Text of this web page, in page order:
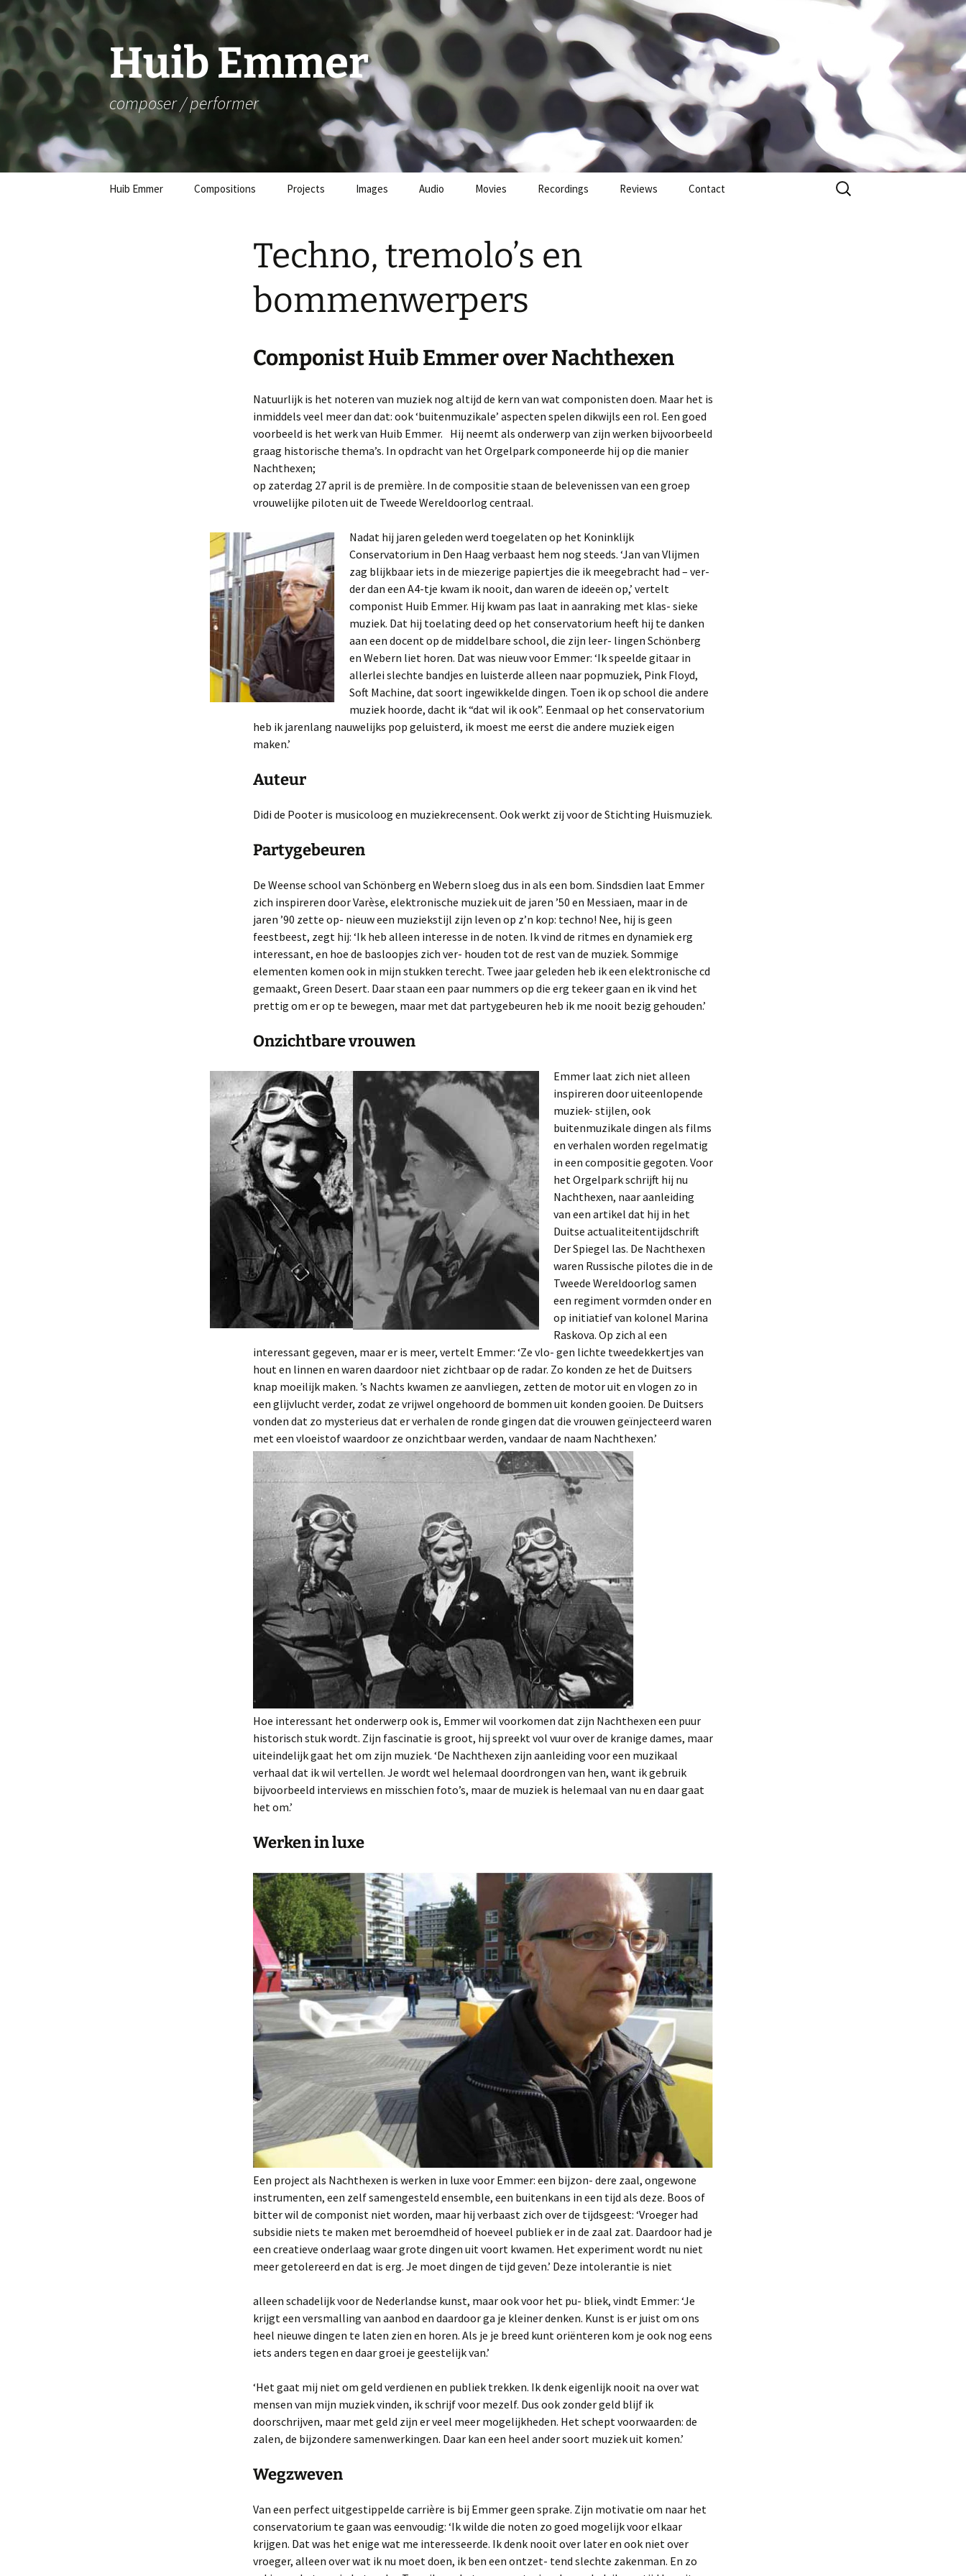
Skip
to
content
Huib Emmer
composer / performer
Huib Emmer Compositions Projects Images Audio Movies Recordings Reviews Contact
Search
for:
Techno, tremolo’s en
bommenwerpers
Componist Huib Emmer over Nachthexen
Natuurlijk is het noteren van muziek nog altijd de kern van wat componisten doen. Maar het is
inmiddels veel meer dan dat: ook ‘buitenmuzikale’ aspecten spelen dikwijls een rol. Een goed
voorbeeld is het werk van Huib Emmer. Hij neemt als onderwerp van zijn werken bijvoorbeeld
graag historische thema’s. In opdracht van het Orgelpark componeerde hij op die manier
Nachthexen;
op zaterdag 27 april is de première. In de compositie staan de belevenissen van een groep
vrouwelijke piloten uit de Tweede Wereldoorlog centraal.
Nadat hij jaren geleden werd toegelaten op het Koninklijk
Conservatorium in Den Haag verbaast hem nog steeds. ‘Jan van Vlijmen
zag blijkbaar iets in de miezerige papiertjes die ik meegebracht had – ver-
der dan een A4-tje kwam ik nooit, dan waren de ideeën op,’ vertelt
componist Huib Emmer. Hij kwam pas laat in aanraking met klas- sieke
muziek. Dat hij toelating deed op het conservatorium heeft hij te danken
aan een docent op de middelbare school, die zijn leer- lingen Schönberg
en Webern liet horen. Dat was nieuw voor Emmer: ‘Ik speelde gitaar in
allerlei slechte bandjes en luisterde alleen naar popmuziek, Pink Floyd,
Soft Machine, dat soort ingewikkelde dingen. Toen ik op school die andere
muziek hoorde, dacht ik “dat wil ik ook”. Eenmaal op het conservatorium
heb ik jarenlang nauwelijks pop geluisterd, ik moest me eerst die andere muziek eigen
maken.’
Auteur
Didi de Pooter is musicoloog en muziekrecensent. Ook werkt zij voor de Stichting Huismuziek.
Partygebeuren
De Weense school van Schönberg en Webern sloeg dus in als een bom. Sindsdien laat Emmer
zich inspireren door Varèse, elektronische muziek uit de jaren ’50 en Messiaen, maar in de
jaren ’90 zette op- nieuw een muziekstijl zijn leven op z’n kop: techno! Nee, hij is geen
feestbeest, zegt hij: ‘Ik heb alleen interesse in de noten. Ik vind de ritmes en dynamiek erg
interessant, en hoe de basloopjes zich ver- houden tot de rest van de muziek. Sommige
elementen komen ook in mijn stukken terecht. Twee jaar geleden heb ik een elektronische cd
gemaakt, Green Desert. Daar staan een paar nummers op die erg tekeer gaan en ik vind het
prettig om er op te bewegen, maar met dat partygebeuren heb ik me nooit bezig gehouden.’
Onzichtbare vrouwen
Emmer laat zich niet alleen
inspireren door uiteenlopende
muziek- stijlen, ook
buitenmuzikale dingen als films
en verhalen worden regelmatig
in een compositie gegoten. Voor
het Orgelpark schrijft hij nu
Nachthexen, naar aanleiding
van een artikel dat hij in het
Duitse actualiteitentijdschrift
Der Spiegel las. De Nachthexen
waren Russische pilotes die in de
Tweede Wereldoorlog samen
een regiment vormden onder en
op initiatief van kolonel Marina
Raskova. Op zich al een
interessant gegeven, maar er is meer, vertelt Emmer: ‘Ze vlo- gen lichte tweedekkertjes van
hout en linnen en waren daardoor niet zichtbaar op de radar. Zo konden ze het de Duitsers
knap moeilijk maken. ’s Nachts kwamen ze aanvliegen, zetten de motor uit en vlogen zo in
een glijvlucht verder, zodat ze vrijwel ongehoord de bommen uit konden gooien. De Duitsers
vonden dat zo mysterieus dat er verhalen de ronde gingen dat die vrouwen geïnjecteerd waren
met een vloeistof waardoor ze onzichtbaar werden, vandaar de naam Nachthexen.’
Hoe interessant het onderwerp ook is, Emmer wil voorkomen dat zijn Nachthexen een puur
historisch stuk wordt. Zijn fascinatie is groot, hij spreekt vol vuur over de kranige dames, maar
uiteindelijk gaat het om zijn muziek. ‘De Nachthexen zijn aanleiding voor een muzikaal
verhaal dat ik wil vertellen. Je wordt wel helemaal doordrongen van hen, want ik gebruik
bijvoorbeeld interviews en misschien foto’s, maar de muziek is helemaal van nu en daar gaat
het om.’
Werken in luxe
Een project als Nachthexen is werken in luxe voor Emmer: een bijzon- dere zaal, ongewone
instrumenten, een zelf samengesteld ensemble, een buitenkans in een tijd als deze. Boos of
bitter wil de componist niet worden, maar hij verbaast zich over de tijdsgeest: ‘Vroeger had
subsidie niets te maken met beroemdheid of hoeveel publiek er in de zaal zat. Daardoor had je
een creatieve onderlaag waar grote dingen uit voort kwamen. Het experiment wordt nu niet
meer getolereerd en dat is erg. Je moet dingen de tijd geven.’ Deze intolerantie is niet
alleen schadelijk voor de Nederlandse kunst, maar ook voor het pu- bliek, vindt Emmer: ‘Je
krijgt een versmalling van aanbod en daardoor ga je kleiner denken. Kunst is er juist om ons
heel nieuwe dingen te laten zien en horen. Als je je breed kunt oriënteren kom je ook nog eens
iets anders tegen en daar groei je geestelijk van.’
‘Het gaat mij niet om geld verdienen en publiek trekken. Ik denk eigenlijk nooit na over wat
mensen van mijn muziek vinden, ik schrijf voor mezelf. Dus ook zonder geld blijf ik
doorschrijven, maar met geld zijn er veel meer mogelijkheden. Het schept voorwaarden: de
zalen, de bijzondere samenwerkingen. Daar kan een heel ander soort muziek uit komen.’
Wegzweven
Van een perfect uitgestippelde carrière is bij Emmer geen sprake. Zijn motivatie om naar het
conservatorium te gaan was eenvoudig: ‘Ik wilde die noten zo goed mogelijk voor elkaar
krijgen. Dat was het enige wat me interesseerde. Ik denk nooit over later en ook niet over
vroeger, alleen over wat ik nu moet doen, ik ben een ontzet- tend slechte zakenman. En zo